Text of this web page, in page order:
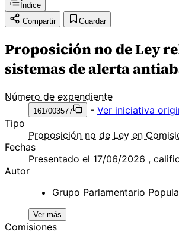
Índice
Compartir
Guardar
Proposición no de Ley
sistemas de alerta
Número de expendiente
161/003577 - Ver iniciativa
Tipo
Proposición no de Ley en
Fechas
Presentado el 17/06/2026 ,
Autor
Grupo Parlamentario
Ver más
Comisiones